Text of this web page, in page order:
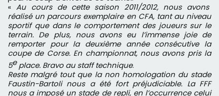
«Au cours de cette saison 2011/2012, nous avons
réalisé un parcours exemplaire en CFA, tant au niveau
sportif que dans le comportement des joueurs sur le
terrain. De plus, nous avons eu l’immense joie de
remporter pour la deuxième année consécutive la
coupe de Corse. En championnat, nous avons pris la
5eplace. Bravo au staff technique.
Reste malgré tout que la non homologation du stade
Faustin-Bartoli nous a été fort préjudiciable. La FFF
nous a imposé un stade de repli, en l’occurrence celui